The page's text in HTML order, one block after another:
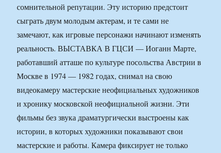
сомнительной репутации. Эту историю предстоит
сыграть двум молодым актерам, и те сами не
замечают, как игровые персонажи начинают изменять
реальность. ВЫСТАВКА В ГЦСИ — Иоганн Марте,
работавший атташе по культуре посольства Австрии в
Москве в 1974 — 1982 годах, снимал на свою
видеокамеру мастерские неофициальных художников
и хронику московской неофициальной жизни. Эти
фильмы без звука драматургически выстроены как
истории, в которых художники показывают свои
мастерские и работы. Камера фиксирует не только